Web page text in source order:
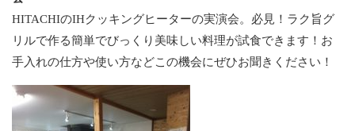
HITACHIのIHクッキングヒーターの実演会。必見！ラク旨グ
リルで作る簡単でびっくり美味しい料理が試食できます！お
手入れの仕方や使い方などこの機会にぜひお聞きください！